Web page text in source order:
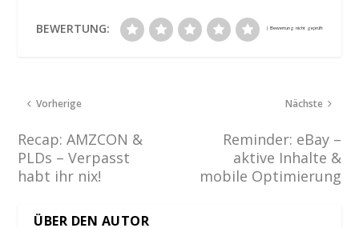
BEWERTUNG:
Vorherige
Recap: AMZCON &
PLDs – Verpasst
habt ihr nix!
Nächste
Reminder: eBay –
aktive Inhalte &
mobile Optimierung
ÜBER DEN AUTOR